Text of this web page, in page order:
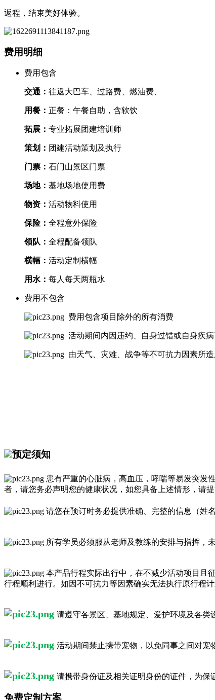
返程，结束美好体验。
费用明细
费用包含
交通： 往返大巴车、过路费、燃油费、
用餐： 正餐：午餐自助，含软饮
拓展： 专业拓展团建培训师
策划： 团建活动策划及执行
门票： 石门山景区门票
场地： 基地场地使用费
物资： 活动物料使用
保险： 全程意外保险
领队： 全程配备领队
横幅： 活动定制横幅
用水： 每人每天两瓶水
费用不包含
费用包含项目除外的所有消费
活动期间内因违约、自身过错或自身疾
由天气、灾难、战争等不可抗力因素所
预定须知
患有严重的心脏病，高血压，哮喘等易发突发
者，请您务必声明您的健康状况，如您具备上述情形，请
请您在预订时务必提供准确、完整的信息（姓
所有学员必须服从老师及教练的安排与指挥，
本产品行程实际出行中，在不减少活动项目且
行程顺利进行。如因不可抗力等因素确实无法执行原行程
请遵守各景区、基地规定、爱护环境及各类
活动期间禁止携带宠物，以免同事之间对宠
请携带身份证及相关证明身份的证件，为